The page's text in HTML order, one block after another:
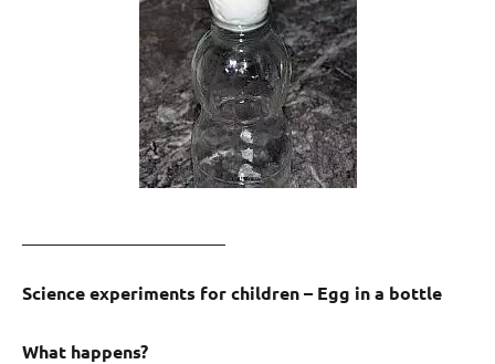
Science experiments for children – Egg in a bottle
What happens?